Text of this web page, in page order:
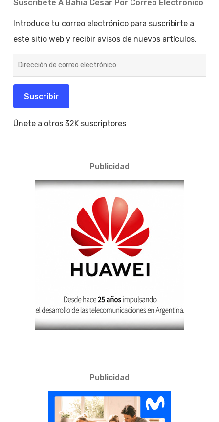
Suscríbete A Bahía César Por Correo Electrónico
Introduce tu correo electrónico para suscribirte a
este sitio web y recibir avisos de nuevos artículos.
de
electrónico
Suscribir
Únete a otros 32K suscriptores
Publicidad
Publicidad